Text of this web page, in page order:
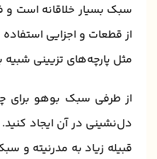
سبک بسیار خلاقانه است
از قطعات و اجزایی
مثل پارچه‌های تزیینی
از طرفی سبک بوهو برای
دل‌نشینی در آن ایجاد
قبیله زیاد به مدرنیته و